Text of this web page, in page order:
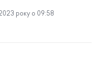
року о 09:58